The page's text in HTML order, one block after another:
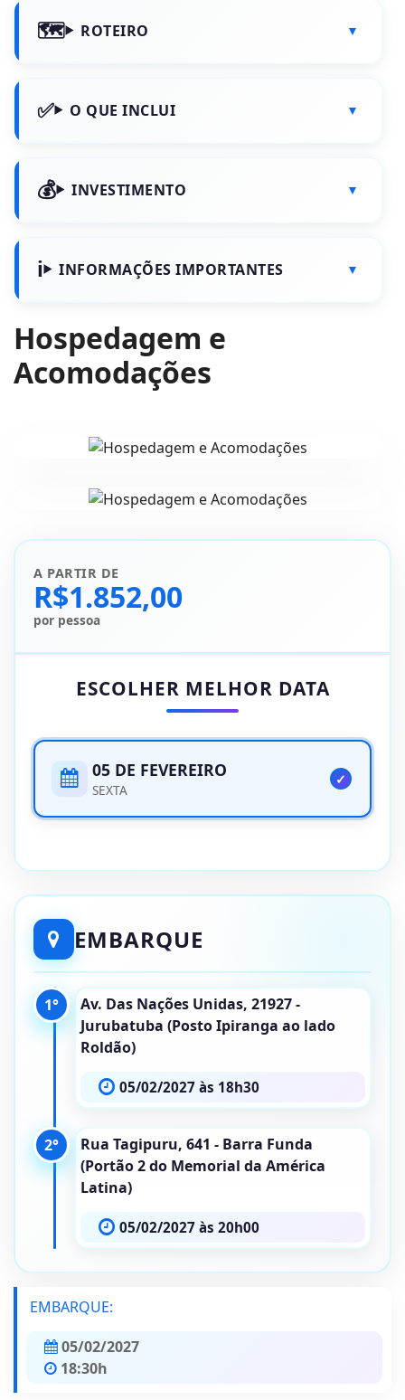
ROTEIRO
O QUE INCLUI
INVESTIMENTO
INFORMAÇÕES IMPORTANTES
Hospedagem e
Acomodações
Hospedagem e
A PARTIR DE
R$1.852,00
por pessoa
ESCOLHER MELHOR DATA
05 DE FEVEREIRO
SEXTA
EMBARQUE
1°
Av. Das Nações Unidas, 21927 -
Jurubatuba (Posto Ipiranga ao lado
Roldão)
05/02/2027 às 18h30
2°
Rua Tagipuru, 641 - Barra Funda
(Portão 2 do Memorial da América
Latina)
05/02/2027 às 20h00
EMBARQUE:
05/02/2027
18:30h